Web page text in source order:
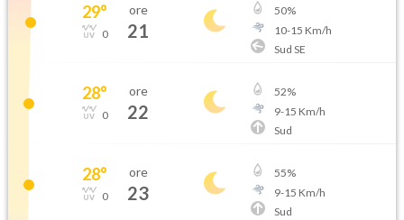
29°
0
ore
21
50%
10-15 Km/h
Sud SE
28°
0
ore
22
52%
9-15 Km/h
Sud
28°
0
ore
23
55%
9-15 Km/h
Sud